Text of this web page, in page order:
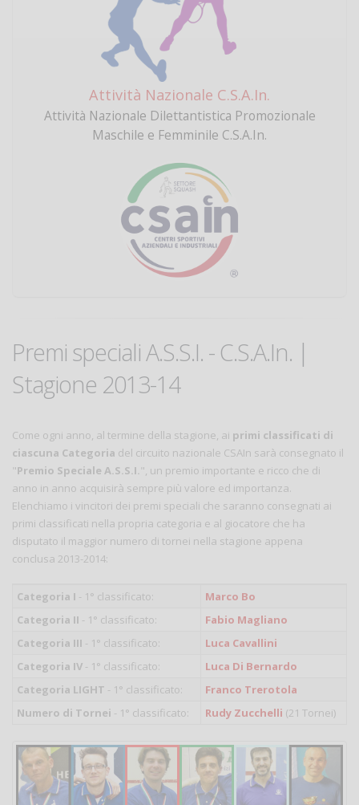
Attività Nazionale C.S.A.In.
Attività Nazionale Dilettantistica Promozionale
Maschile e Femminile C.S.A.In.
Premi speciali A.S.S.I. - C.S.A.In. |
Stagione 2013-14
Come ogni anno, al termine della stagione, ai primi classificati di
ciascuna Categoria del circuito nazionale CSAIn sarà consegnato il
"Premio Speciale A.S.S.I. ", un premio importante e ricco che di
anno in anno acquisirà sempre più valore ed importanza.
Elenchiamo i vincitori dei premi speciali che saranno consegnati ai
primi classificati nella propria categoria e al giocatore che ha
disputato il maggior numero di tornei nella stagione appena
conclusa 2013-2014:
Categoria I - 1° classificato:
Marco Bo
Categoria II - 1° classificato:
Fabio Magliano
Categoria III - 1° classificato:
Luca Cavallini
Categoria IV - 1° classificato:
Luca Di Bernardo
Categoria LIGHT - 1° classificato:
Franco Trerotola
Numero di Tornei - 1° classificato: Rudy Zucchelli (21 Tornei)